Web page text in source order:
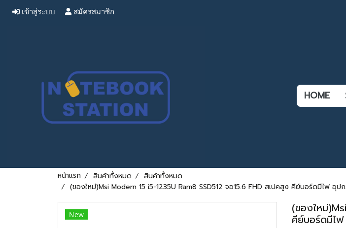
เข้าสู่ระบบ สมัครสมาชิก
HOME
หน้าแรก สินค้าทั้งหมด
สินค้าทั้งหมด
(ของใหม่)Msi Modern 15 i5-1235U Ram8 SSD512 จอ15.6 FHD สเปคสูง คีย์บอร์ดมีไฟ
New
(ของใหม่
คีย์บอร์ดมีไ